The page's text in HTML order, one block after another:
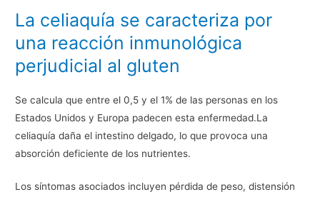
La celiaquía se caracteriza por
una reacción inmunológica
perjudicial al gluten
Se calcula que entre el 0,5 y el 1% de las personas en los
Estados Unidos y Europa padecen esta enfermedad.La
celiaquía daña el intestino delgado, lo que provoca una
absorción deficiente de los nutrientes.
Los síntomas asociados incluyen pérdida de peso, distensión